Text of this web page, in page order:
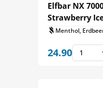
Elfbar NX
Strawberry
Menthol,
24.90